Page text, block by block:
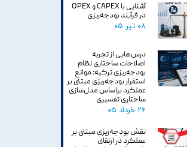
آشنایی با CAPEX و OPEX
در فرآیند بودجه‌ریزی
۰۸ تیر ۰۵
درس‌هایی از تجربه
اصلاحات ساختاری نظام
بودجه‌ریزی ترکیه: موانع
استقرار بودجه‌ریزی مبتنی بر
عملکرد براساس مدل‌سازی
ساختاری تفسیری
۲۶ خرداد ۰۵
نقش بودجه‌ریزی مبتنی بر
عملکرد در ارتقای